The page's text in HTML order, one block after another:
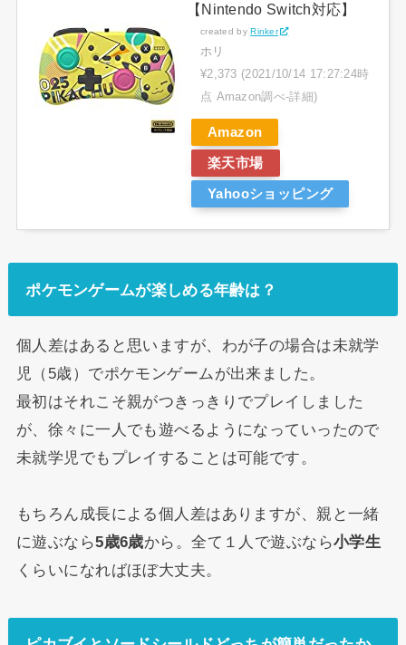
【Nintendo Switch対応】
created byRinker
ホリ
¥2,373 (2021/10/14 17:27:24時
点 Amazon調べ-詳細)
Amazon
楽天市場
Yahooショッピング
ポケモンゲームが楽しめる年齢は？
個人差はあると思いますが、わが子の場合は未就学
児（5歳）でポケモンゲームが出来ました。
最初はそれこそ親がつきっきりでプレイしました
が、徐々に一人でも遊べるようになっていったので
未就学児でもプレイすることは可能です。
もちろん成長による個人差はありますが、親と一緒
に遊ぶなら5歳6歳から。全て１人で遊ぶなら小学生
くらいになればほぼ大丈夫。